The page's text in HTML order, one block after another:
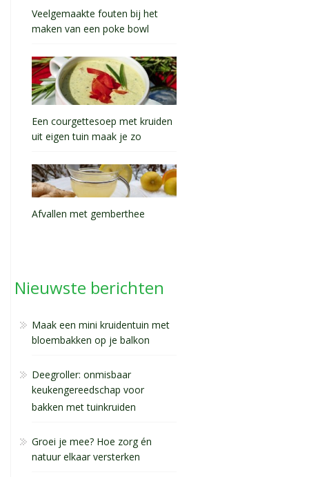
Veelgemaakte fouten bij het
maken van een poke bowl
Een courgettesoep met kruiden
uit eigen tuin maak je zo
Afvallen met gemberthee
Nieuwste berichten
Maak een mini kruidentuin met
bloembakken op je balkon
Deegroller: onmisbaar
keukengereedschap voor
bakken met tuinkruiden
Groei je mee? Hoe zorg én
natuur elkaar versterken